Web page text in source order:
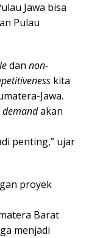
Jawa bisa
Pulau
dan non-
kita
Jawa.
demandakan
penting,” ujar
proyek
Barat
menjadi